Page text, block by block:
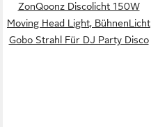
ZonQoonz Discolicht 150W
Moving Head Light, BühnenLicht
Gobo Strahl Für DJ Party Disco